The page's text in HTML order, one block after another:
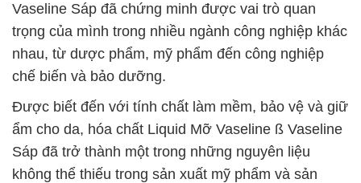
Vaseline Sáp đã chứng minh được vai trò quan
trọng của mình trong nhiều ngành công nghiệp khác
nhau, từ dược phẩm, mỹ phẩm đến công nghiệp
chế biến và bảo dưỡng.
Được biết đến với tính chất làm mềm, bảo vệ và giữ
ẩm cho da, hóa chất Liquid Mỡ Vaseline ß Vaseline
Sáp đã trở thành một trong những nguyên liệu
không thể thiếu trong sản xuất mỹ phẩm và sản